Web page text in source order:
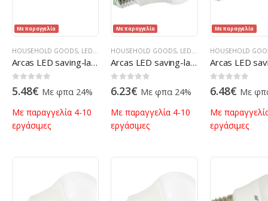
Με παραγγελία
HOUSEHOLD GOODS, LED BULBS ,LIGHTS & LED,ΠΡΟΪΌΝΤΑ ΠΛΗΡΟΦΟΡΙΚΉΣ -
Arcas LED saving-lamp 6 Watt (=40W) White 4000K E14 (470 Lumens)
5.48€ Με φπα 24%
Με παραγγελία 4-10
εργάσιμες
Με παραγγελία
HOUSEHOLD GOODS, LED BULBS ,LIGHTS & LED,
Arcas LED saving-lamp 8 Watt (=51W) White 4000K E27 (650 Lumens)
6.23€ Με φπα 24%
Με παραγγελία 4-10
εργάσιμες
Με παραγγελία
HOUSEHOLD
6.48€ Με
Με
εργάσιμες